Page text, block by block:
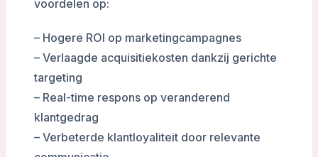
voordelen op:
– Hogere ROI op marketingcampagnes
– Verlaagde acquisitiekosten dankzij gerichte
targeting
– Real-time respons op veranderend
klantgedrag
– Verbeterde klantloyaliteit door relevante